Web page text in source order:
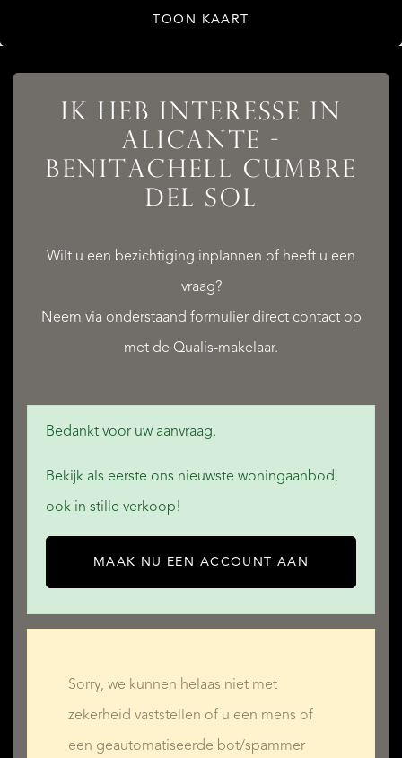
TOON KAART
IK HEB INTERESSE IN
ALICANTE -
BENITACHELL CUMBRE
DEL SOL
Wilt u een bezichtiging inplannen of heeft u een
vraag?
Neem via onderstaand formulier direct contact op
met de Qualis-makelaar.
Bedankt voor uw aanvraag.
Bekijk als eerste ons nieuwste woningaanbod,
ook in stille verkoop!
MAAK NU EEN ACCOUNT AAN
Sorry, we kunnen helaas niet met
zekerheid vaststellen of u een mens of
een geautomatiseerde bot/spammer